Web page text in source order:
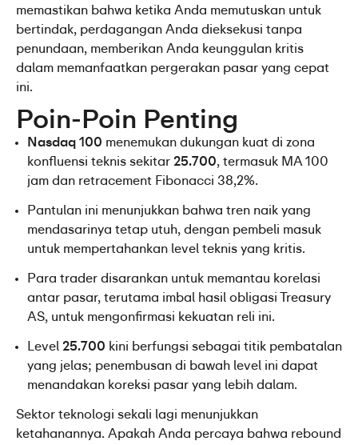
memastikan bahwa ketika Anda memutuskan untuk
bertindak, perdagangan Anda dieksekusi tanpa
penundaan, memberikan Anda keunggulan kritis
dalam memanfaatkan pergerakan pasar yang cepat
ini.
Poin-Poin Penting
Nasdaq 100 menemukan dukungan kuat di zona
konfluensi teknis sekitar 25.700, termasuk MA 100
jam dan retracement Fibonacci 38,2%.
Pantulan ini menunjukkan bahwa tren naik yang
mendasarinya tetap utuh, dengan pembeli masuk
untuk mempertahankan level teknis yang kritis.
Para trader disarankan untuk memantau korelasi
antar pasar, terutama imbal hasil obligasi Treasury
AS, untuk mengonfirmasi kekuatan reli ini.
Level 25.700 kini berfungsi sebagai titik pembatalan
yang jelas; penembusan di bawah level ini dapat
menandakan koreksi pasar yang lebih dalam.
Sektor teknologi sekali lagi menunjukkan
ketahanannya. Apakah Anda percaya bahwa rebound